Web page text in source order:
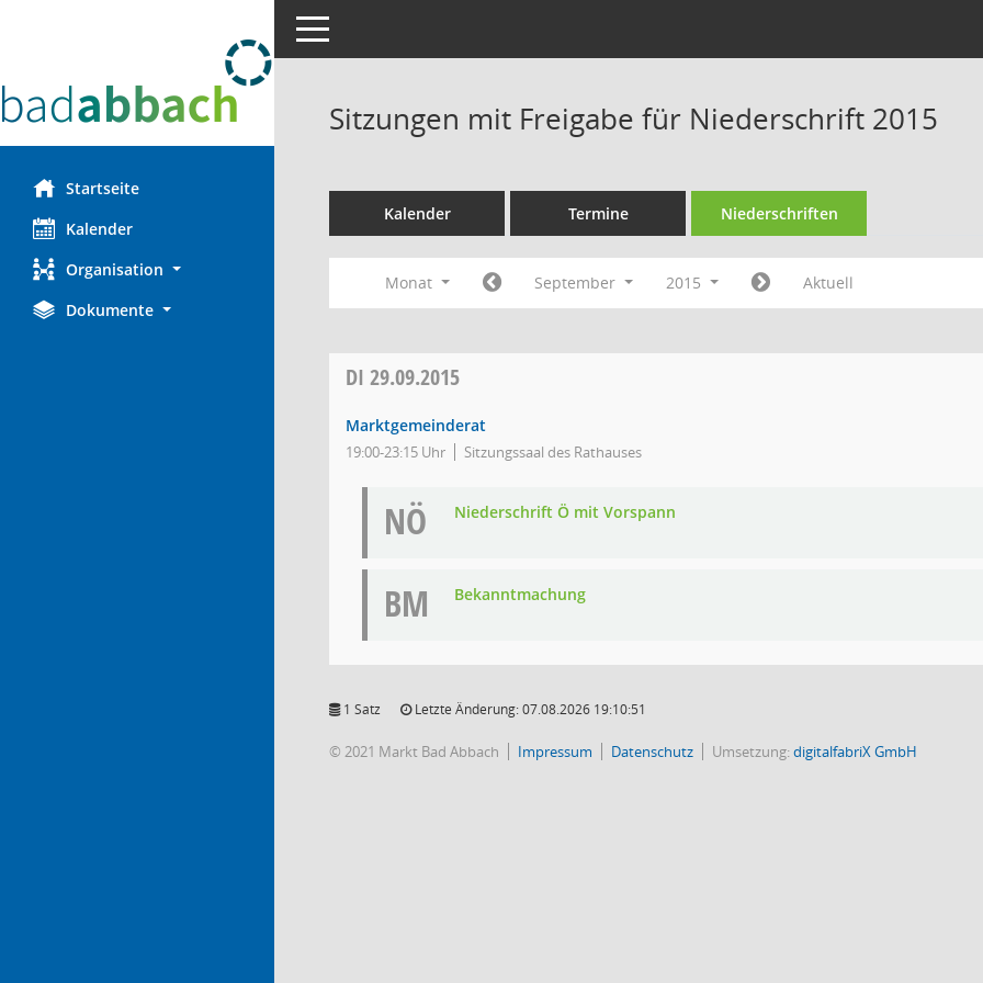
Startseite
Kalender
Organisation
Dokumente
Toggle navigation
Sitzungen mit Freigabe für Niederschrift 2015
Kalender Termine Niederschriften
Monat September 2015 Aktuell
DI 29.09.2015
Marktgemeinderat
19:00-23:15 Uhr Sitzungssaal des Rathauses
NÖ Niederschrift Ö mit Vorspann
BM Bekanntmachung
1 Satz Letzte Änderung: 07.08.2026 19:10:51
© 2021 Markt Bad Abbach Impressum Datenschutz Umsetzung:digitalfabriX GmbH